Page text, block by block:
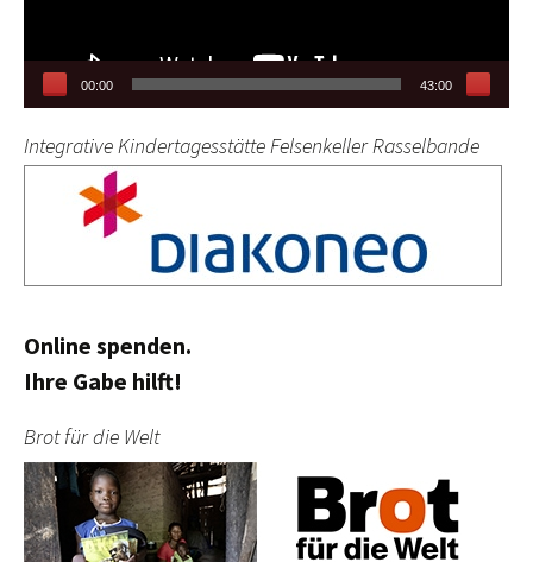
00:00 43:00
Integrative Kindertagesstätte Felsenkeller Rasselbande
Online spenden.
Ihre Gabe hilft!
Brot für die Welt